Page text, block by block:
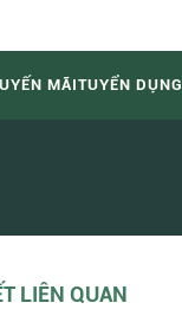
MÃITUYỂN DỤNG
LIÊN QUAN